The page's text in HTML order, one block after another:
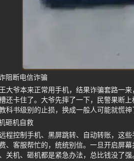
阻断电信诈骗
大爷本来正常用手机，结果诈骗套路一
还卡住了。大爷先摔了一下，民警果断
科书级别的止损，换成一般人可能就慌神
砸机自救
程控制手机、黑屏跳转、自动转账，这
、客服帮忙的，统统别信。一旦开启屏
关机、砸机都是紧急办法，总比钱没了强